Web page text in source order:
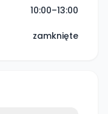
10:00–13:00
zamknięte